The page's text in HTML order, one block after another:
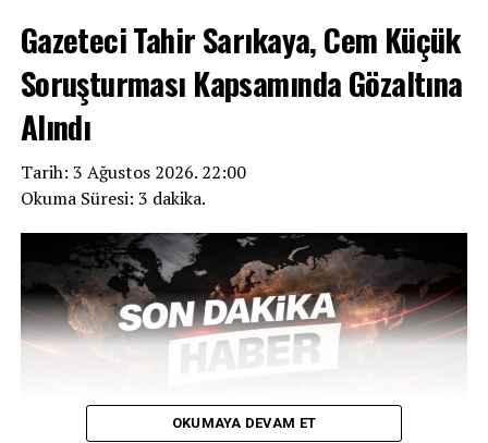
Gazeteci Tahir Sarıkaya, Cem Küçük
Soruşturması Kapsamında Gözaltına
Alındı
Tarih: 3 Ağustos 2026. 22:00
Okuma Süresi: 3 dakika.
OKUMAYA DEVAM ET